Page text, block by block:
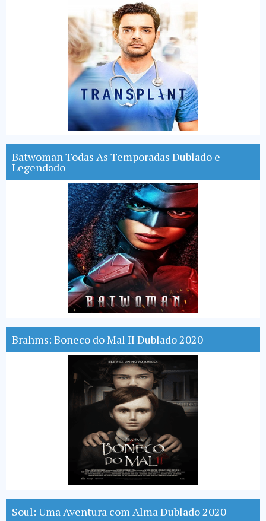
Batwoman Todas As Temporadas Dublado e
Legendado
Brahms: Boneco do Mal II Dublado 2020
Soul: Uma Aventura com Alma Dublado 2020